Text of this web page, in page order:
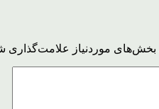
بخش‌های موردنیاز علامت‌گذاری